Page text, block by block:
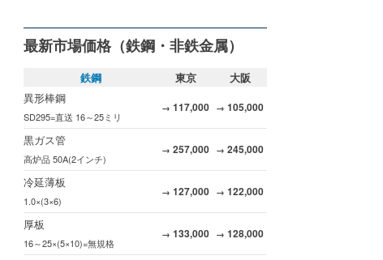
最新市場価格（鉄鋼・非鉄金属）
鉄鋼 東京
大阪
異形棒鋼
SD295=直送 16～25ミリ
→ 117,000 → 105,000
黒ガス管
高炉品 50A(2インチ)
→ 257,000 → 245,000
冷延薄板
1.0×(3×6)
→ 127,000 → 122,000
厚板
16～25×(5×10)=無規格
→ 133,000 → 128,000